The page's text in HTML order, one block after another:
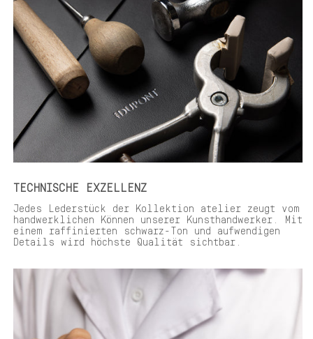
TECHNISCHE EXZELLENZ
Jedes Lederstück der Kollektion atelier zeugt vom
handwerklichen Können unserer Kunsthandwerker. Mit
einem raffinierten schwarz-Ton und aufwendigen
Details wird höchste Qualität sichtbar.